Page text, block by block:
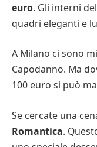
euro. Gli interni
quadri eleganti e
A Milano ci sono
Capodanno. Ma
100 euro si può
Se cercate una
Romantica.